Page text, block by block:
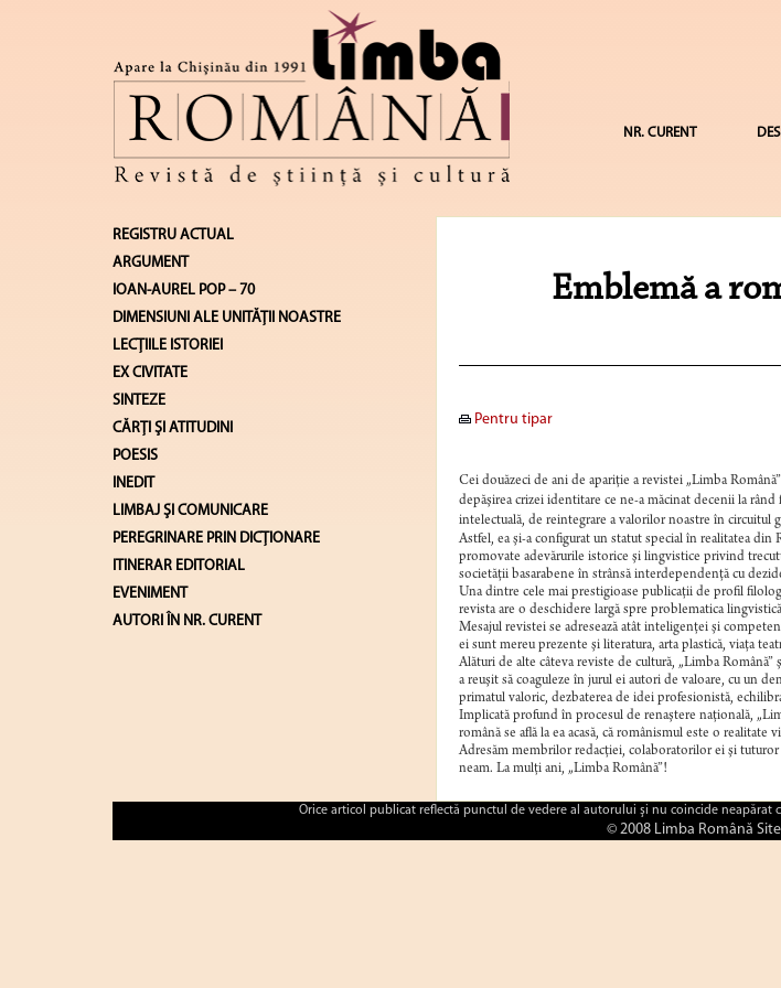
NR. CURENT
REGISTRU ACTUAL
ARGUMENT
IOAN-AUREL POP – 70
DIMENSIUNI ALE UNITĂŢII NOASTRE
LECŢIILE ISTORIEI
EX CIVITATE
SINTEZE
CĂRŢI ŞI ATITUDINI
POESIS
INEDIT
LIMBAJ ŞI COMUNICARE
PEREGRINARE PRIN DICȚIONARE
ITINERAR EDITORIAL
EVENIMENT
AUTORI ÎN NR. CURENT
Emblemă a
Pentru tipar
Cei douăzeci de ani de apariţie a revistei „Limba
depăşirea crizei identitare ce ne-a măcinat decenii la
intelectuală, de reintegrare a valorilor noastre în circuitul
Astfel, ea şi-a configurat un statut special în realitatea
promovate adevărurile istorice şi lingvistice privind
societăţii basarabene în strânsă interdependenţă cu
Una dintre cele mai prestigioase publicaţii de profil
revista are o deschidere largă spre problematica
Mesajul revistei se adresează atât inteligenţei şi
ei sunt mereu prezente şi literatura, arta plastică, viaţa
Alături de alte câteva reviste de cultură, „Limba
a reuşit să coaguleze în jurul ei autori de valoare, cu un
primatul valoric, dezbaterea de idei profesionistă,
Implicată profund în procesul de renaştere naţională,
română se află la ea acasă, că românismul este o realitate
Adresăm membrilor redacţiei, colaboratorilor ei şi tuturor
neam. La mulţi ani, „Limba Română”!
Orice articol publicat reflectă punctul de vedere al autorului şi nu coincide neapărat
© 2008 Limba Română